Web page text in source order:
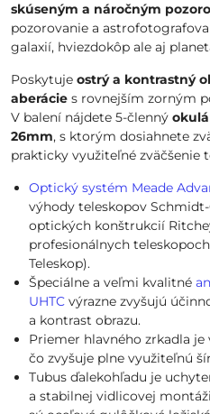
skúseným a náročným
pozorovanie a
galaxií, hviezdokôp ale aj
Poskytuje ostrý a kontrastný
aberácie s rovnejším zorným
V balení nájdete 5-členný
26mm, s ktorým dosiahnete
prakticky využiteľné zväčšenie
Optický systém Meade
výhody teleskopov
optických konštrukcií
profesionálnych
Teleskop).
Špeciálne a veľmi kvalitné
UHTC výrazne zvyšujú
a kontrast obrazu.
Priemer hlavného zrkadla
čo zvyšuje plne využiteľnú
Tubus ďalekohľadu je
a stabilnej vidlicovej